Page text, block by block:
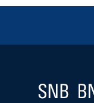
Logo